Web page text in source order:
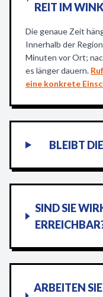
REIT IM
Die genaue Zeit
Innerhalb der
Minuten vor Ort;
es länger dauern.
eine konkrete
BLEIBT
SIND SIE
ARBEITEN